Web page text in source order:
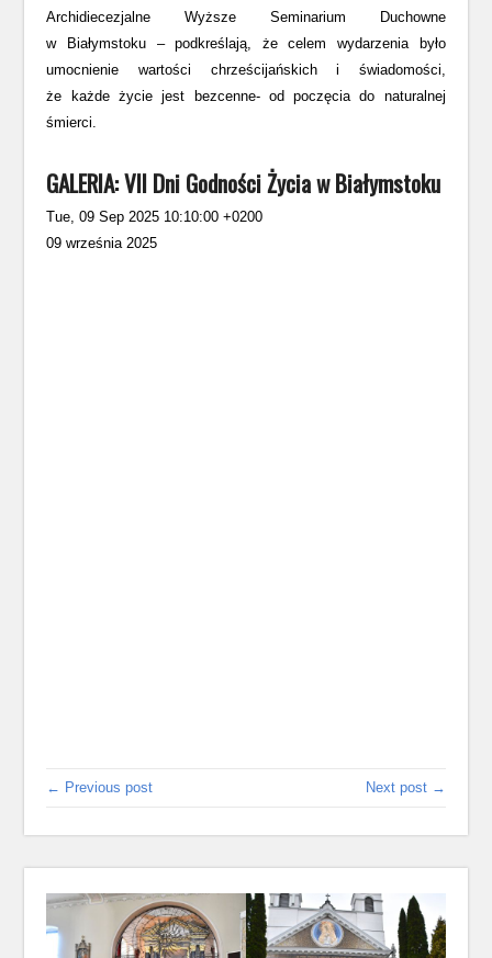
Archidiecezjalne Wyższe Seminarium Duchowne
w Białymstoku – podkreślają, że celem wydarzenia było
umocnienie wartości chrześcijańskich i świadomości,
że każde życie jest bezcenne- od poczęcia do naturalnej
śmierci.
GALERIA: VII Dni Godności Życia w Białymstoku
Tue, 09 Sep 2025 10:10:00 +0200
09 września 2025
← Previous post Next post →